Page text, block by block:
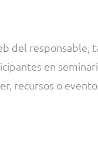
del responsable,
en
recursos o